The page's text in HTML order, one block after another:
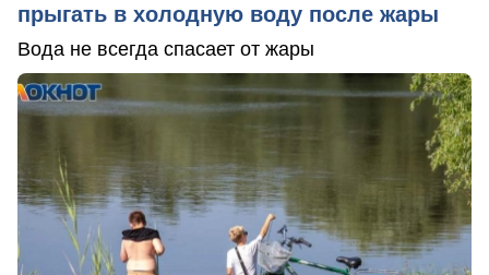
прыгать в холодную воду после жары
Вода не всегда спасает от жары